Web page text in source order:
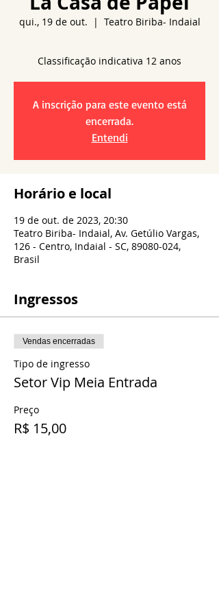
qui., 19 de out.
  |
Teatro Biriba- Indaial
A inscrição para este evento está
encerrada.
Entendi
Horário e local
19 de out. de 2023, 20:30
Teatro Biriba- Indaial, Av. Getúlio Vargas,
126 - Centro, Indaial - SC, 89080-024,
Brasil
Ingressos
Vendas encerradas
Tipo de ingresso
Setor Vip Meia Entrada
Preço
R$ 15,00